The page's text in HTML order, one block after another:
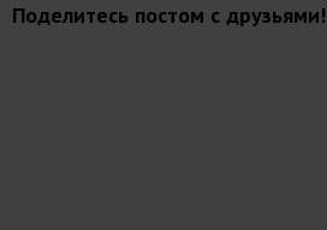
Поделитесь постом с друзьями!